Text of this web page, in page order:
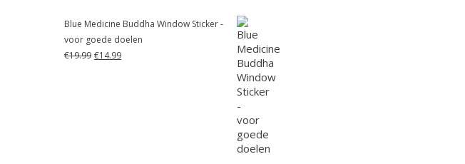
Blue Medicine Buddha Window Sticker -
voor goede doelen
€19.99 Oorspronkelijke
€14.99Huidige